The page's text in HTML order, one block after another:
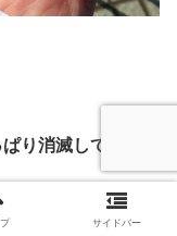
り消滅していまし
サイドバー